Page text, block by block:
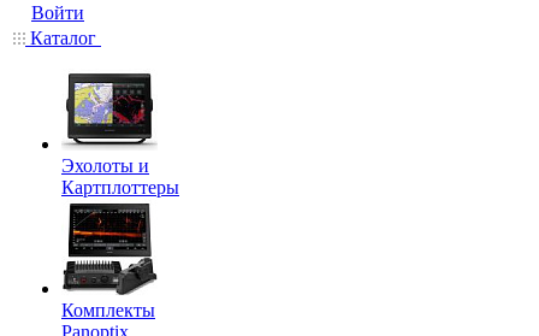
Войти
Каталог
Эхолоты и
Картплоттеры
Комплекты
Panoptix